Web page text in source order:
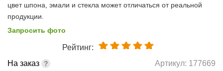
цвет шпона, эмали и стекла может отличаться от реальной
продукции.
Запросить фото
Рейтинг:
На заказ
Артикул: 177669